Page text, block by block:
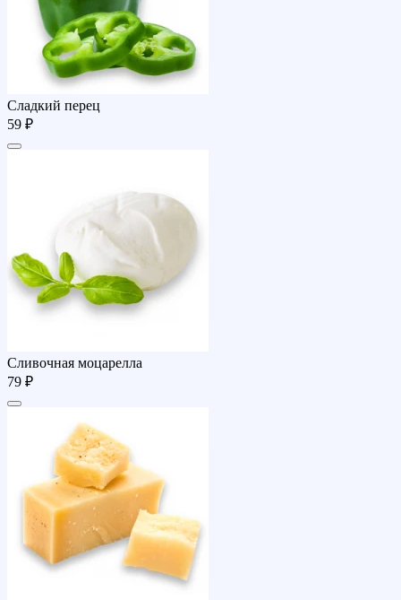
Сладкий перец
59 ₽
Сливочная моцарелла
79 ₽